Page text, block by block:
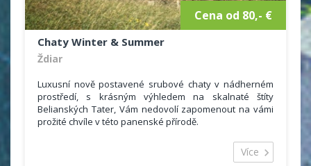
Cena od 80,- €
Chaty Winter & Summer
Ždiar
Luxusní nově postavené srubové chaty v nádherném
prostředí, s krásným výhledem na skalnaté štíty
Belianských Tater, Vám nedovolí zapomenout na vámi
prožité chvíle v této panenské přírodě.
folklórem a lidovou arhitektúrou. Belianske Tatry jsou
najkrásnější a najbohatší částí Vysokých Tatier a proto
Více